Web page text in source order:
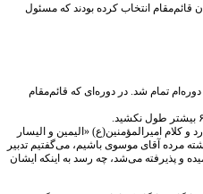
قائم‌مقام انتخاب کرده بودند که مسئول
بودم تا آقای موحدی کرمانی آمدند که مدتی بودم تا دوره‌ام تمام شد. در دوره‌ای که قائم‌مقام
امیرالمؤمنین(ع) «الیمین و الیسار
می‌دیدیم تمایل امام به این است که مثلاً چنین شود، بی‌آن که کشته مرده آقای موسوی باشیم، می‌گفتیم تدبیر
فهمیده و پذیرفته می‌شد، چه رسد به اینکه ایشان